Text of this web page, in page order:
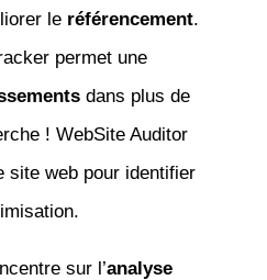
le référencement.
permet une
dans plus de
! WebSite Auditor
site web pour identifier
sur l’analyse